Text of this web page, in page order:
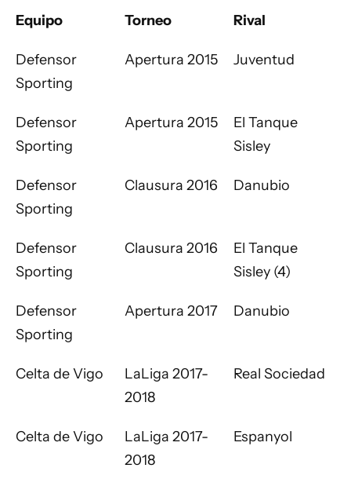
Equipo Torneo Rival
Defensor
Sporting
Apertura 2015 Juventud
Defensor
Sporting
Apertura 2015
El Tanque
Sisley
Defensor
Sporting
Clausura 2016 Danubio
Defensor
Sporting
Clausura 2016
El Tanque
Sisley (4)
Defensor
Sporting
Apertura 2017 Danubio
Celta de Vigo
LaLiga 2017-
2018
Real Sociedad
Celta de Vigo
LaLiga 2017-
2018
Espanyol